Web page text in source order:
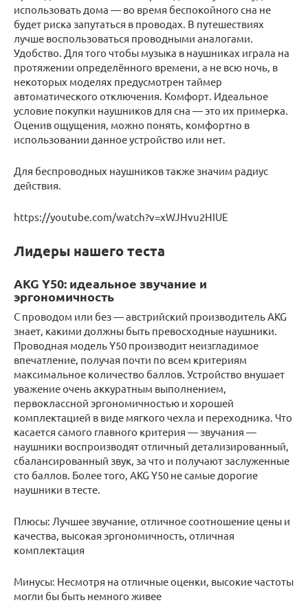
использовать дома — во время беспокойного сна не
будет риска запутаться в проводах. В путешествиях
лучше воспользоваться проводными аналогами.
Удобство. Для того чтобы музыка в наушниках играла на
протяжении определённого времени, а не всю ночь, в
некоторых моделях предусмотрен таймер
автоматического отключения. Комфорт. Идеальное
условие покупки наушников для сна — это их примерка.
Оценив ощущения, можно понять, комфортно в
использовании данное устройство или нет.
Для беспроводных наушников также значим радиус
действия.
https://youtube.com/watch?v=xWJHvu2HIUE
Лидеры нашего теста
AKG Y50: идеальное звучание и
эргономичность
С проводом или без — австрийский производитель AKG
знает, какими должны быть превосходные наушники.
Проводная модель Y50 производит неизгладимое
впечатление, получая почти по всем критериям
максимальное количество баллов. Устройство внушает
уважение очень аккуратным выполнением,
первоклассной эргономичностью и хорошей
комплектацией в виде мягкого чехла и переходника. Что
касается самого главного критерия — звучания —
наушники воспроизводят отличный детализированный,
сбалансированный звук, за что и получают заслуженные
сто баллов. Более того, AKG Y50 не самые дорогие
наушники в тесте.
Плюсы: Лучшее звучание, отличное соотношение цены и
качества, высокая эргономичность, отличная
комплектация
Минусы: Несмотря на отличные оценки, высокие частоты
могли бы быть немного живее